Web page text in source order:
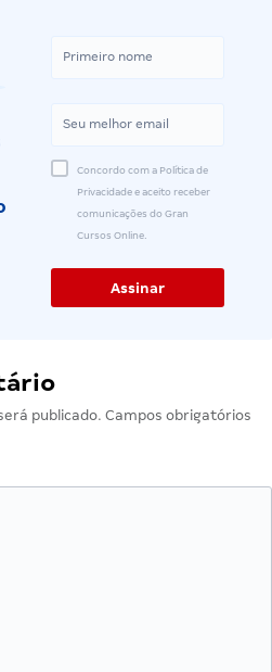
Concordo com a Política de
Privacidade e aceito receber
comunicações do Gran
Cursos Online.
publicado. Campos obrigatórios